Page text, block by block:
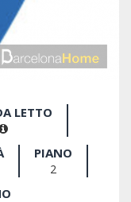
LETTO
PIANO
2